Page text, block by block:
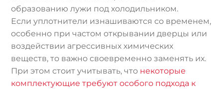
образованию лужи под холодильником.
Если уплотнители изнашиваются со временем,
особенно при частом открывании дверцы или
воздействии агрессивных химических
веществ, то важно своевременно заменять их.
При этом стоит учитывать, что некоторые
комплектующие требуют особого подхода к